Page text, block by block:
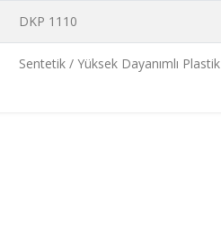
DKP 1110
Sentetik / Yüksek Dayanımlı Plastik